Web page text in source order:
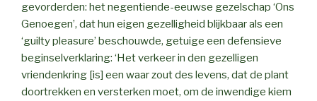
gevorderden: het negentiende-eeuwse gezelschap ‘Ons
Genoegen’, dat hun eigen gezelligheid blijkbaar als een
‘guilty pleasure’ beschouwde, getuige een defensieve
beginselverklaring: ‘Het verkeer in den gezelligen
vriendenkring [is] een waar zout des levens, dat de plant
doortrekken en versterken moet, om de inwendige kiem